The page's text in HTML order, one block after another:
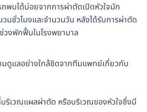
พบได้บ่อยจากการผ่าตัดเปิดหัวใจมัก
นชั่วโมงและจำนวนวัน หลังได้รับการผ่าตัด
วงพักฟื้นในโรงพยาบาล
มดูแลอย่างใกล้ชิดจากทีมแพทย์เกี่ยวกับ
ริเวณแผลผ่าตัด หรือบริเวณของหัวใจซึ่งมี